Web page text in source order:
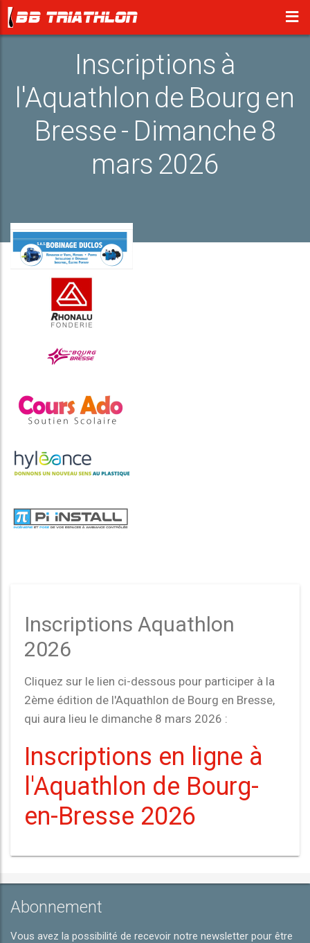
Inscriptions à
l'Aquathlon de Bourg en
Bresse - Dimanche 8
mars 2026
Inscriptions Aquathlon
2026
Cliquez sur le lien ci-dessous pour participer à la
2ème édition de l'Aquathlon de Bourg en Bresse,
qui aura lieu le dimanche 8 mars 2026 :
Inscriptions en ligne à
l'Aquathlon de Bourg-
en-Bresse 2026
Abonnement
Vous avez la possibilité de recevoir notre newsletter pour être